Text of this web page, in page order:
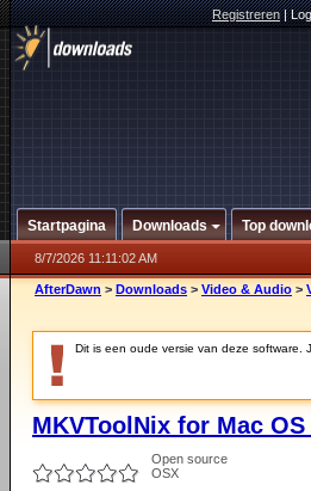
Registreren|
Startpagina Downloads Top
8/7/2026 11:11:02 AM
AfterDawn > Downloads > Video & Audio >
Dit is een oude versie van deze software.
MKVToolNix for Mac OS
Open source
OSX